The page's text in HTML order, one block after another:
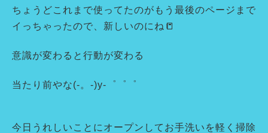
ちょうどこれまで使ってたのがもう最後のページまで
イっちゃったので、新しいのにね📒
意識が変わると行動が変わる
当たり前やな(-。-)y-゜゜゜
今日うれしいことにオープンしてお手洗いを軽く掃除